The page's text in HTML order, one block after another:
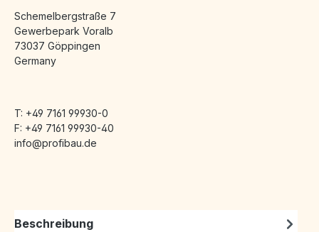
Schemelbergstraße 7
Gewerbepark Voralb
73037 Göppingen
Germany
T: +49 7161 99930-0
F: +49 7161 99930-40
info@profibau.de
Beschreibung